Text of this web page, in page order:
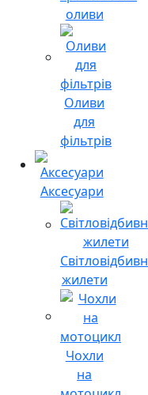
оливи
Оливи
для
фільтрів
Аксесуари
жилети
Чохли
на